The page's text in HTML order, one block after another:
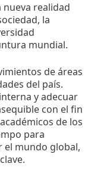
realidad
la
mundial.
de áreas
del país.
y adecuar
con el fin
de los
para
el mundo global,